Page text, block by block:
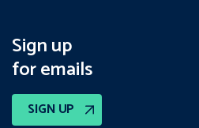
Sign up
for emails
SIGN UP